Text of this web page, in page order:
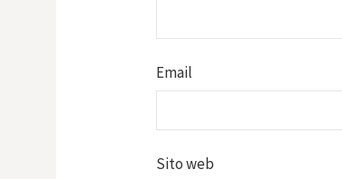
Email
Sito web